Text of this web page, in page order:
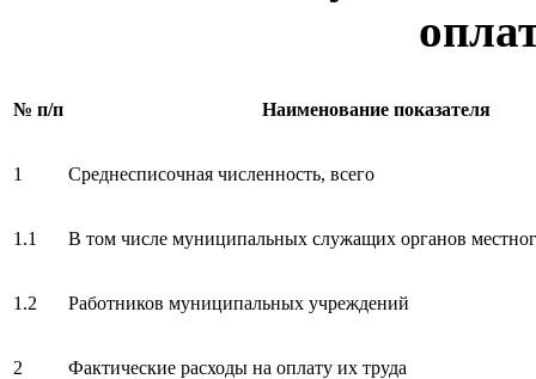
№ п/п Наименование показателя
1 Среднесписочная численность, всего
1.1 В том числе муниципальных служащих органов
1.2 Работников муниципальных учреждений
2 Фактические расходы на оплату их труда